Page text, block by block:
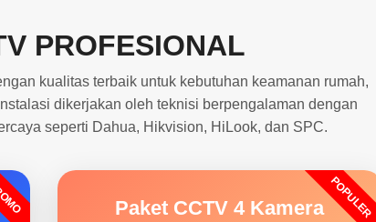
PROFESIONAL
kualitas terbaik untuk kebutuhan keamanan rumah,
dikerjakan oleh teknisi berpengalaman dengan
seperti Dahua, Hikvision, HiLook, dan SPC.
POPULER
Paket CCTV 4 Kamera